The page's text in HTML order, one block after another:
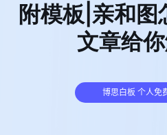
产品
博思白板
博思白板SDK
附模板|亲和图
文章给你
博思白板 个人免